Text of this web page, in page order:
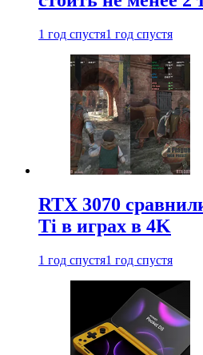
1 год спустя1 год спустя
RTX 3070
Ti в играх в 4K
1 год спустя1 год спустя